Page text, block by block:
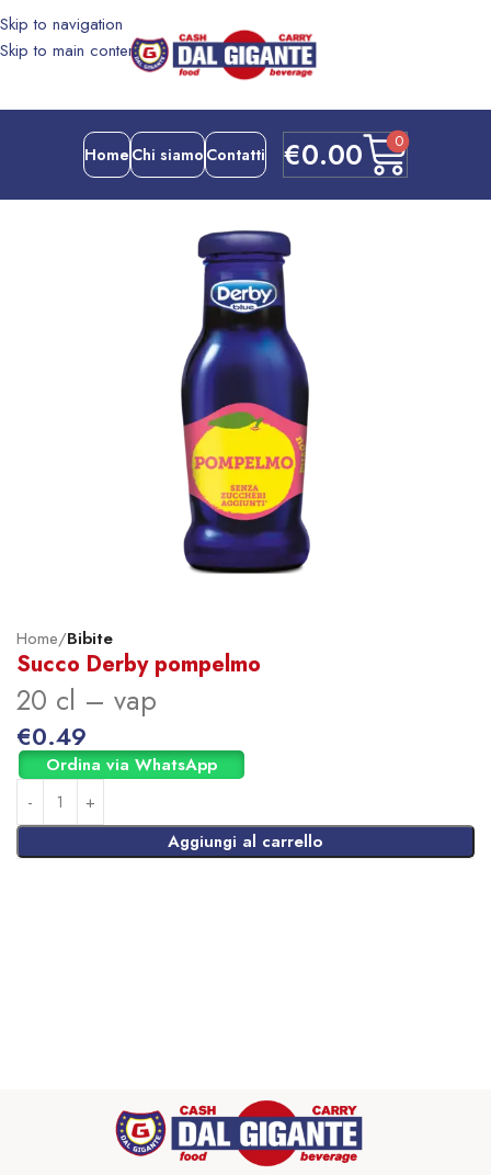
Skip to navigation
Skip to main content
€0.00 0
Home Chi siamo Contatti
Home Bibite
Succo Derby pompelmo
20 cl – vap
€0.49
Aggiungi al carrello
Ordina via WhatsApp